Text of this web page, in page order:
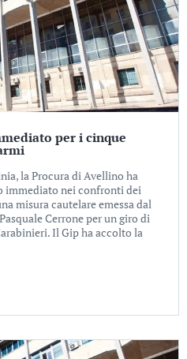
per i cinque
la Procura di Avellino ha
immediato nei confronti dei
misura cautelare emessa dal
Cerrone per un giro di
Il Gip ha accolto la